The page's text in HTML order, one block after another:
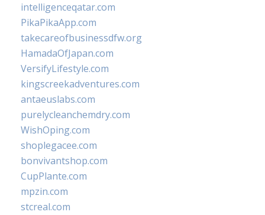
intelligenceqatar.com
PikaPikaApp.com
takecareofbusinessdfw.org
HamadaOfJapan.com
VersifyLifestyle.com
kingscreekadventures.com
antaeuslabs.com
purelycleanchemdry.com
WishOping.com
shoplegacee.com
bonvivantshop.com
CupPlante.com
mpzin.com
stcreal.com